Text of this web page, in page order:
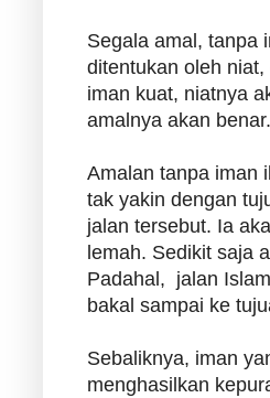
Segala amal, tanpa
ditentukan oleh
iman kuat, niatnya
amalnya akan benar.
Amalan tanpa iman
tak yakin dengan
jalan tersebut. Ia
lemah. Sedikit saja
Padahal, jalan
bakal sampai ke
Sebaliknya, iman
menghasilkan